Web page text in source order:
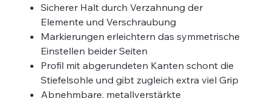
Sicherer Halt durch Verzahnung der
Elemente und Verschraubung
Markierungen erleichtern das symmetrische
Einstellen beider Seiten
Profil mit abgerundeten Kanten schont die
Stiefelsohle und gibt zugleich extra viel Grip
Abnehmbare, metallverstärkte